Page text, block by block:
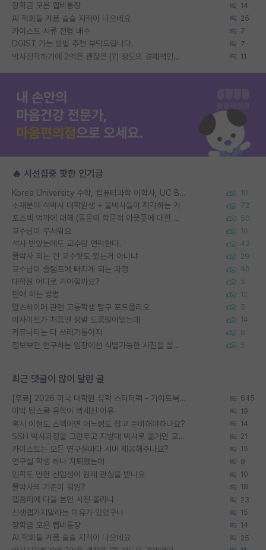
장학금 모은 랩비통장 14
AI 학회들 거품 슬슬 지적이 나오네요 25
카이스트 서류 전형 배수 7
DGIST 가는 방법 추천 부탁드립니다. 7
박사진학하기에 2억은 괜찮은 (?) 정도의 경제력인가요 11
🔥 시선집중 핫한 인기글
Korea University 수학, 컴퓨터과학 이학사, UC Berkeley 산업공학 대학원 공학박사가 되는 것은 쉽지 않겠죠? 10
소재분야 석박사 대학원생 + 물박사들이 착각하는 거 72
포스텍 억까에 대해 (동문의 학문적 아웃풋에 대한 반박) 50
교수님이 무서워요 16
석사 받았는데도 교수랑 연락한다. 43
물박사 되는 건 교수탓도 있는거 아니냐 29
교수님이 슬럼프에 빠지게 되는 과정 40
대학원 어디로 가야할까요? 5
편애 하는 방법 12
알츠하이머 관련 고등학생 탐구 포트폴리오 5
이사이트가 처음엔 정말 도움많이됐는데 14
커뮤니티는 다 쓰레기통이지 6
정보보안 연구하는 입장에선 식별가능한 사진을 올리는건 비추이긴함 5
최근 댓글이 많이 달린 글
[무료] 2026 미국 대학원 유학 스타터팩 - 가이드북 & 합격자 컨택메일 템플릿 645
미박 탑스쿨 유학이 빡세진 이유 19
혹시 이정도 스펙이면 어느정도 잡고 준비해야하나요? 14
SSH 박사과정을 그만두고 지방대 박사로 옮기면 교수의 꿈은 끝일까요? 21
카이스트는 모든 연구실마다 서버 제공해주나요? 15
연구실 학생 하나 자퇴했는데 9
입학도 안한 신입생이 원래 관심을 받나요 10
물박사의 기준이 뭐임? 18
랩홈피에 다들 본인 사진 올리냐 23
신생랩가지말라는 이유가 있었구나 15
장학금 모은 랩비통장 14
AI 학회들 거품 슬슬 지적이 나오네요 25